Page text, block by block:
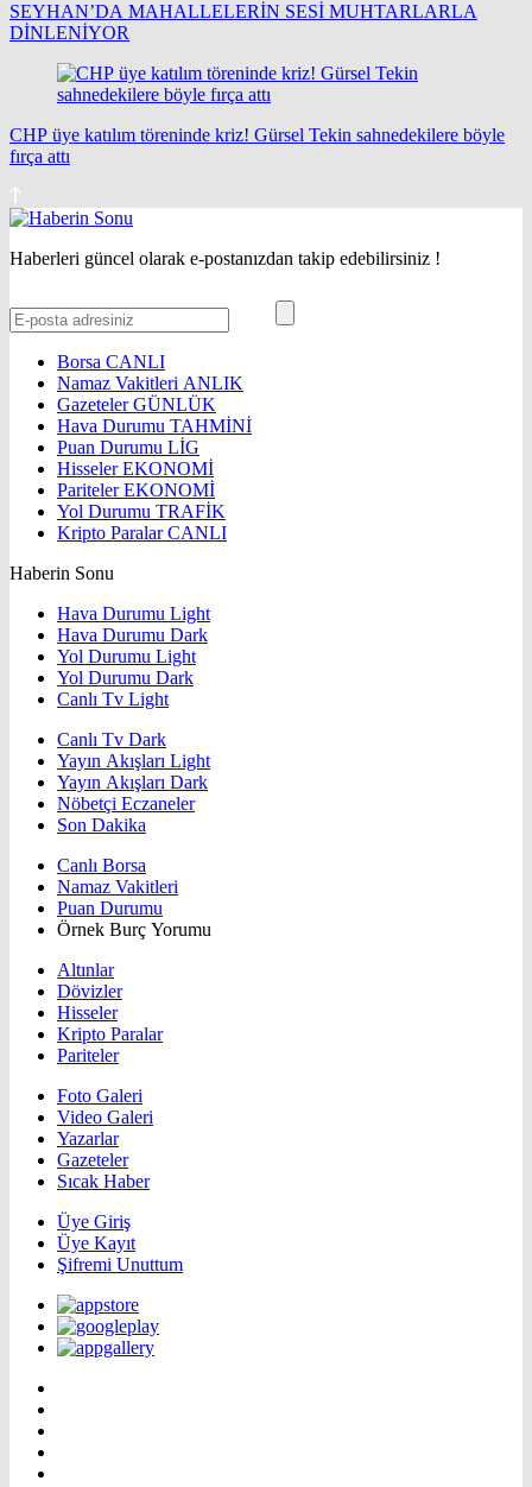
SEYHAN’DA MAHALLELERİN SESİ MUHTARLARLA
DİNLENİYOR
CHP üye katılım töreninde kriz! Gürsel Tekin sahnedekilere böyle
fırça attı
Haberleri güncel olarak e-postanızdan takip edebilirsiniz !
Borsa CANLI
Namaz Vakitleri ANLIK
GazetelerGÜNLÜK
Hava Durumu TAHMİNİ
Puan Durumu LİG
HisselerEKONOMİ
ParitelerEKONOMİ
Yol Durumu TRAFİK
Kripto ParalarCANLI
Haberin Sonu
Hava Durumu Light
Hava Durumu Dark
Yol Durumu Light
Yol Durumu Dark
Canlı Tv Light
Canlı Tv Dark
Yayın Akışları Light
Yayın Akışları Dark
Nöbetçi Eczaneler
Son Dakika
Canlı Borsa
Namaz Vakitleri
Puan Durumu
Örnek Burç Yorumu
Altınlar
Dövizler
Hisseler
Kripto Paralar
Pariteler
Foto Galeri
Video Galeri
Yazarlar
Gazeteler
Sıcak Haber
Üye Giriş
Üye Kayıt
Şifremi Unuttum